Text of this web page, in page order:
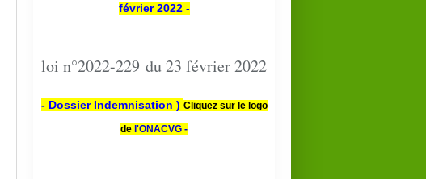
février 2022 -
loi n°2022-229 du 23 février 2022
- Dossier Indemnisation ) Cliquez sur le logo
de l'ONACVG -